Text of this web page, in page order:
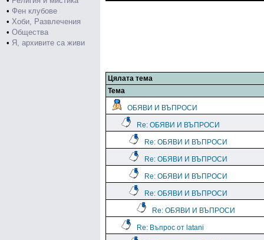
• Фен клубове
• Хоби, Развлечения
• Общества
• Я, архивите са живи
Цялата тема
Тема
ОБЯВИ И ВЪПРОСИ
Re: ОБЯВИ И ВЪПРОСИ
Re: ОБЯВИ И ВЪПРОСИ
Re: ОБЯВИ И ВЪПРОСИ
Re: ОБЯВИ И ВЪПРОСИ
Re: ОБЯВИ И ВЪПРОСИ
Re: ОБЯВИ И ВЪПРОСИ
Re: Въпрос от latani